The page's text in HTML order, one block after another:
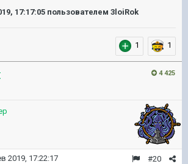
17:17:05 пользователем 3loiRok
1 1
4 425
#20
2019, 17:22:17